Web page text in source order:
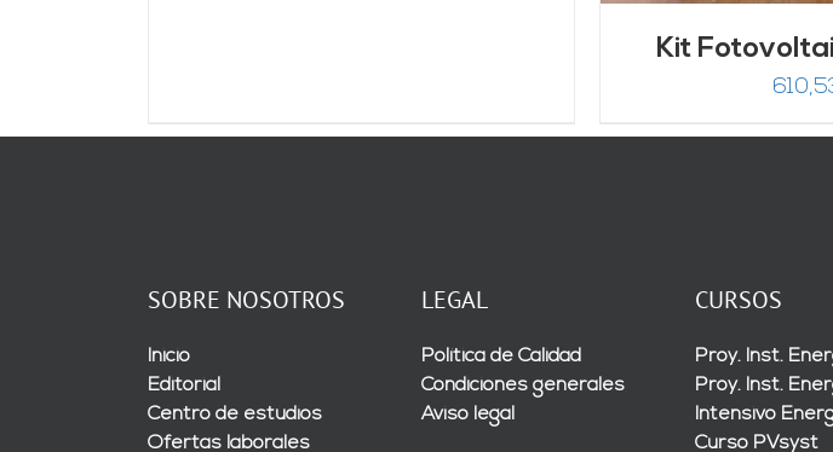
Kit
SOBRE NOSOTROS
Inicio
Editorial
Centro de estudios
Ofertas laborales
LEGAL
Política de Calidad
Condiciones generales
Aviso legal
CURSOS
Proy. Inst.
Proy. Inst.
Intensivo
Curso PVsyst